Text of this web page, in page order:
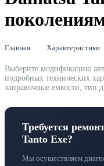
Главная Характеристики
Выберите модификацию
подробных технических
заправочные емкости, тип
Требуется
Tanto Exe?
Мы осуществляем